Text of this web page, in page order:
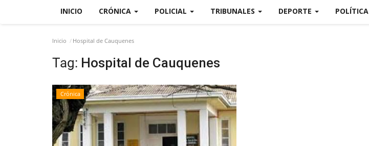
INICIO CRÓNICA POLICIAL TRIBUNALES DEPORTE POLÍTICA
Inicio Hospital de Cauquenes
Tag: Hospital de Cauquenes
Crónica